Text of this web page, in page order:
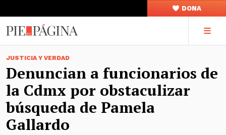
DONA
JUSTICIA Y VERDAD
Denuncian a funcionarios de
la Cdmx por obstaculizar
búsqueda de Pamela
Gallardo